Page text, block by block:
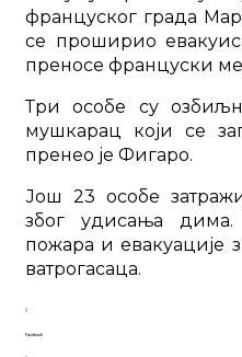
француског града
се проширио
преносе француски
Три особе су
мушкарац који се
пренео је Фигаро.
Још 23 особе
због удисања
пожара и евакуације
ватрогасаца.
Facebook